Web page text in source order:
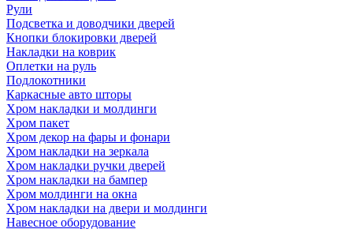
Рули
Подсветка и доводчики дверей
Кнопки блокировки дверей
Накладки на коврик
Оплетки на руль
Подлокотники
Каркасные авто шторы
Хром накладки и молдинги
Хром пакет
Хром декор на фары и фонари
Хром накладки на зеркала
Хром накладки ручки дверей
Хром накладки на бампер
Хром молдинги на окна
Хром накладки на двери и молдинги
Навесное оборудование